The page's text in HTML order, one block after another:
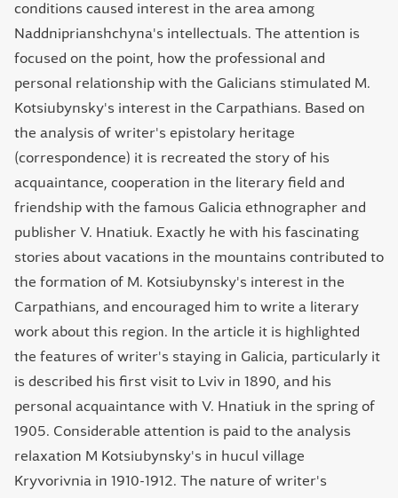
conditions caused interest in the area among
Naddniprianshchyna's intellectuals. The attention is
focused on the point, how the professional and
personal relationship with the Galicians stimulated M.
Kotsiubynsky's interest in the Carpathians. Based on
the analysis of writer's epistolary heritage
(correspondence) it is recreated the story of his
acquaintance, cooperation in the literary field and
friendship with the famous Galicia ethnographer and
publisher V. Hnatiuk. Exactly he with his fascinating
stories about vacations in the mountains contributed to
the formation of M. Kotsiubynsky's interest in the
Carpathians, and encouraged him to write a literary
work about this region. In the article it is highlighted
the features of writer's staying in Galicia, particularly it
is described his first visit to Lviv in 1890, and his
personal acquaintance with V. Hnatiuk in the spring of
1905. Considerable attention is paid to the analysis
relaxation M Kotsiubynsky's in hucul village
Kryvorivnia in 1910-1912. The nature of writer's